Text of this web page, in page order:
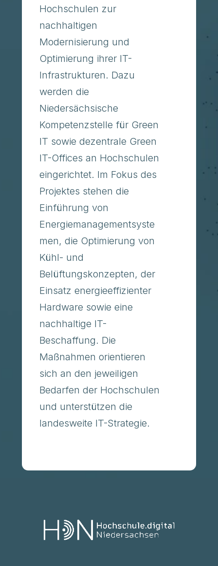
Hochschulen zur
nachhaltigen
Modernisierung und
Optimierung ihrer IT-
Infrastrukturen. Dazu
werden die
Niedersächsische
Kompetenzstelle für Green
IT sowie dezentrale Green
IT-Offices an Hochschulen
eingerichtet. Im Fokus des
Projektes stehen die
Einführung von
Energiemanagementsyste
men, die Optimierung von
Kühl- und
Belüftungskonzepten, der
Einsatz energieeffizienter
Hardware sowie eine
nachhaltige IT-
Beschaffung. Die
Maßnahmen orientieren
sich an den jeweiligen
Bedarfen der Hochschulen
und unterstützen die
landesweite IT-Strategie.